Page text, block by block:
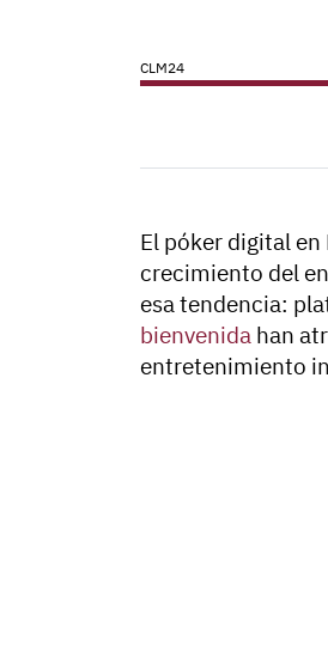
CLM24
El póker digital
crecimiento del
esa tendencia:
bienvenida han
entretenimiento